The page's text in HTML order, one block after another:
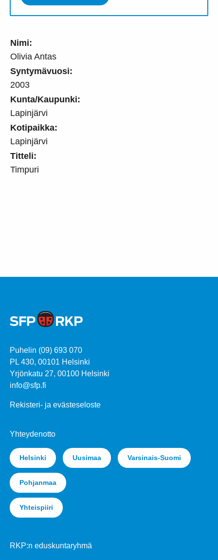
Nimi:
Olivia Antas
Syntymävuosi:
2003
Kunta/Kaupunki:
Lapinjärvi
Kotipaikka:
Lapinjärvi
Titteli:
Timpuri
Puhelin (09) 693 070
PL 430, 00101 Helsinki
Yrjönkatu 27, 00100 Helsinki
info@sfp.fi
Rekisteri- ja evästeseloste
Yhteydenotto
Helsinki Uusimaa Varsinais-Suomi
Pohjanmaa
Yhteispiiri
RKP:n eduskuntaryhmä